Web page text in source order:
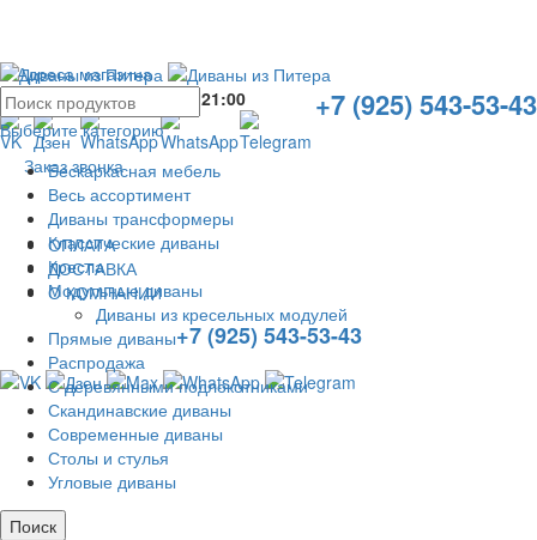
Адреса магазина
+7 (925) 543-53-43
Без выходных с10:00 21:00
Заказ звонка
ОПЛАТА
ДОСТАВКА
О КОМПАНИИ
+7 (925) 543-53-43
Выберите категорию
Бескаркасная мебель
Весь ассортимент
Диваны трансформеры
Классические диваны
Кресла
Модульные диваны
Диваны из кресельных модулей
Прямые диваны
Распродажа
С деревянными подлокотниками
Скандинавские диваны
Современные диваны
Столы и стулья
Угловые диваны
Поиск